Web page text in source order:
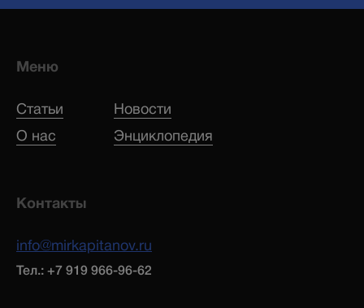
Меню
Статьи
Новости
О нас
Энциклопедия
Контакты
info@mirkapitanov.ru
Тел.: +7 919 966-96-62